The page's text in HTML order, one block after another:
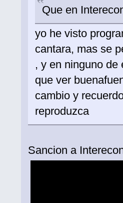
Que en
yo he visto
cantara, mas se
, y en ninguno de
que ver
cambio y
reproduzca
Sancion a